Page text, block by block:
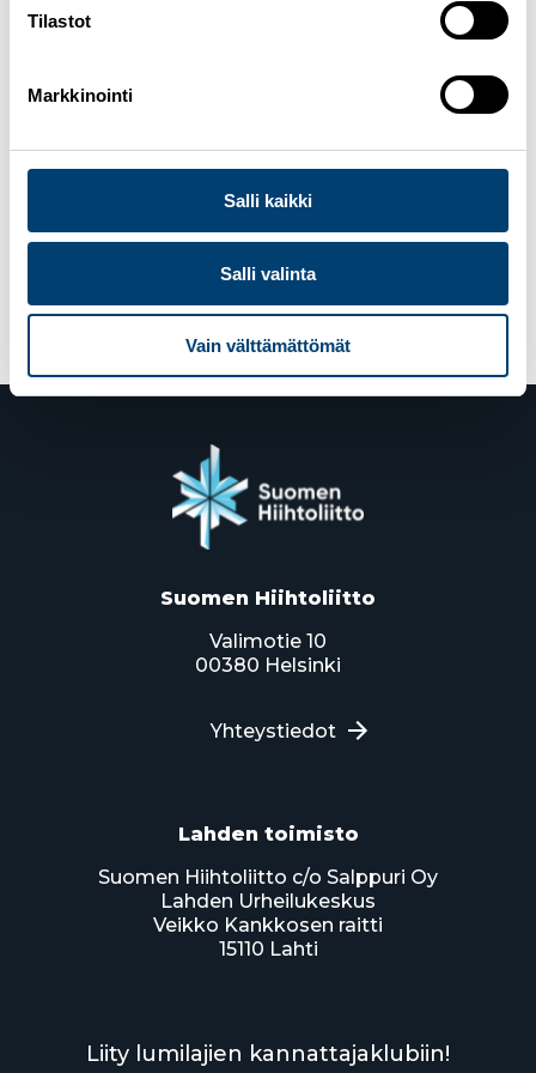
Tilastot
Markkinointi
Salli kaikki
Salli valinta
Vain välttämättömät
Julkaistu kategoriassaNCTEAMFIN Avainsanat
Youth Cup
Suomen Hiihtoliitto
Valimotie 10
00380 Helsinki
Yhteystiedot
Lahden toimisto
Suomen Hiihtoliitto c/o Salppuri Oy
Lahden Urheilukeskus
Veikko Kankkosen raitti
15110 Lahti
Liity lumilajien kannattajaklubiin!